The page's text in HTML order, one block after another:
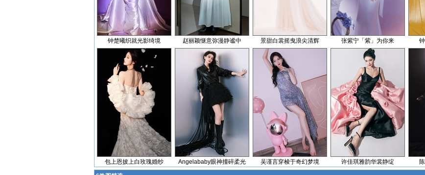
钟楚曦织就光影绮境 赵丽颖惬意弥漫静谧中 景甜白裳摇曳浪尖清辉 张紫宁「紫」为你来
包上恩披上白玫瑰婚纱 Angelababy眼神撞碎柔光 吴谨言穿梭于奇幻梦境 许佳琪雅韵华裳静绽